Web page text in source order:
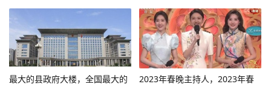
最大的县政府大楼，全国最大的
2023年春晚主持人，2023年春